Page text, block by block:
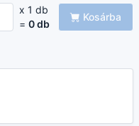
x 1 db
=0db
Kosárba